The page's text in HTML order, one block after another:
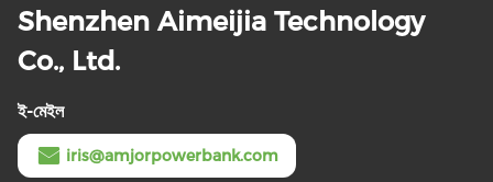
Shenzhen Aimeijia Technology
Co., Ltd.
ই-মেইল
iris@amjorpowerbank.com